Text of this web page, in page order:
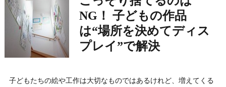
NG！ 子どもの作品
は“場所を決めてディス
プレイ”で解決
子どもたちの絵や工作は大切なものではあるけれど、増えてくる